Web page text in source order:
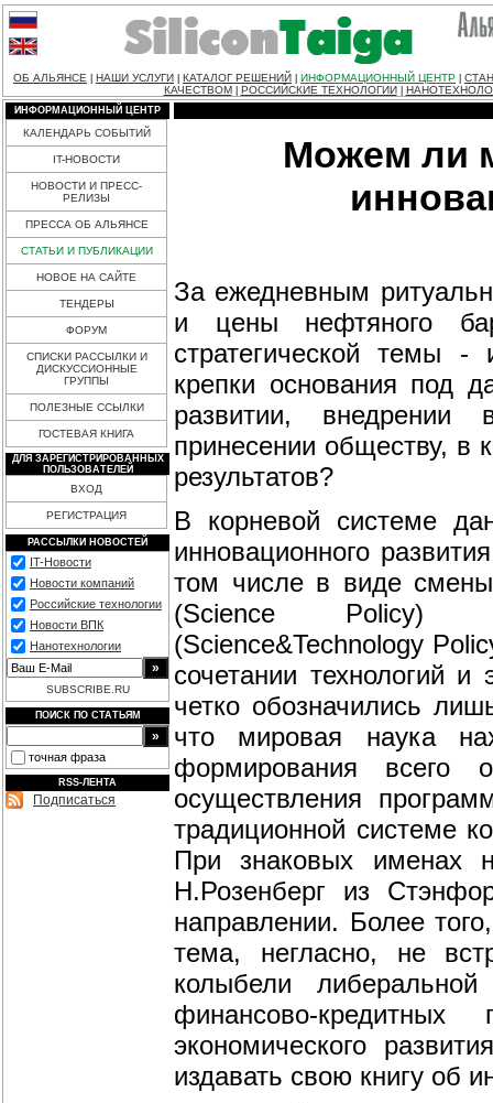
ОБ АЛЬЯНСЕ НАШИ УСЛУГИ КАТАЛОГ РЕШЕНИЙ ИНФОРМАЦИОННЫЙ ЦЕНТР
КАЧЕСТВОМ
РОССИЙСКИЕ ТЕХНОЛОГИИ
ИНФОРМАЦИОННЫЙ ЦЕНТР
КАЛЕНДАРЬ СОБЫТИЙ
IT-НОВОСТИ
НОВОСТИ И ПРЕСС-
РЕЛИЗЫ
ПРЕССА ОБ АЛЬЯНСЕ
СТАТЬИ И ПУБЛИКАЦИИ
НОВОЕ НА САЙТЕ
ТЕНДЕРЫ
ФОРУМ
СПИСКИ РАССЫЛКИ И
ДИСКУССИОННЫЕ
ГРУППЫ
ПОЛЕЗНЫЕ ССЫЛКИ
ГОСТЕВАЯ КНИГА
ДЛЯ ЗАРЕГИСТРИРОВАННЫХ
ПОЛЬЗОВАТЕЛЕЙ
ВХОД
РЕГИСТРАЦИЯ
РАССЫЛКИ НОВОСТЕЙ
IT-Новости
Новости компаний
Российские технологии
Новости ВПК
Нанотехнологии
SUBSCRIBE.RU
ПОИСК ПО СТАТЬЯМ
точная фраза
RSS-ЛЕНТА
Подписаться
Можем ли
За ежедневным
и цены нефтяного
стратегической темы -
крепки основания под
развитии,
принесении обществу, в
результатов?
В корневой системе
инновационного
том числе в виде смены
(Science Policy) к
(Science&Technology
сочетании технологий
четко обозначились
что мировая наука
формирования всего
осуществления
традиционной системе
При знаковых именах
Н.Розенберг из
направлении. Более
тема, негласно, не
колыбели
финансово-
экономического
издавать свою книгу об